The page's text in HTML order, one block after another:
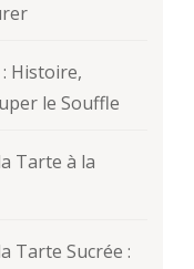
Histoire,
le Souffle
Tarte à la
Tarte Sucrée :